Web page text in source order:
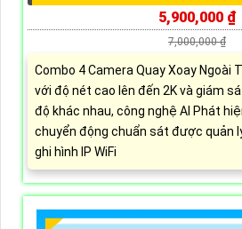
5,900,000 ₫
7,000,000 ₫
Combo 4 Camera Quay Xoay Ngoài
với độ nét cao lên đến 2K và giám
độ khác nhau, công nghệ AI Phát
chuyển động chuẩn sát được quản
ghi hình IP WiFi